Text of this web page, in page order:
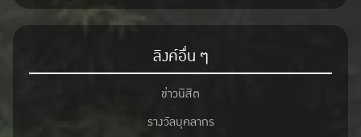
ลิงค์อื่น ๆ
ข่าวนิสิต
รางวัลบุคลากร